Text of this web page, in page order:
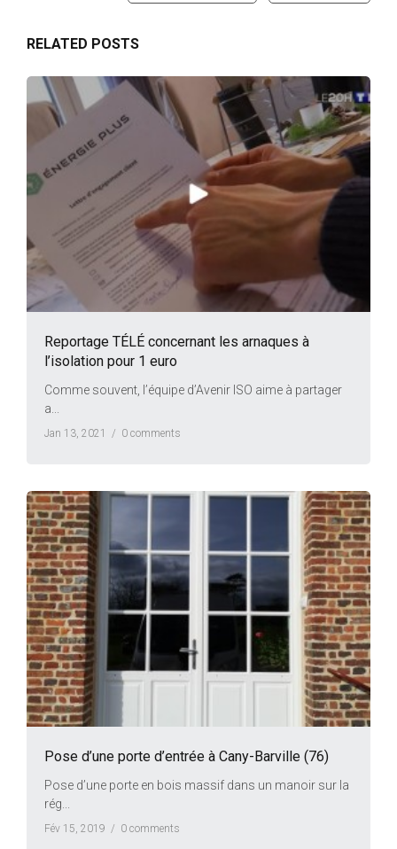
RELATED POSTS
Reportage TÉLÉ concernant les arnaques à
l’isolation pour 1 euro
Comme souvent, l’équipe d’Avenir ISO aime à partager
a...
Jan 13, 2021 / 0 comments
Pose d’une porte d’entrée à Cany-Barville (76)
Pose d’une porte en bois massif dans un manoir sur la
rég...
Fév 15, 2019 / 0 comments